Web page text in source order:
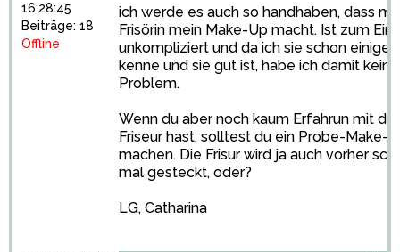
16:28:45
Beiträge: 18
Offline
ich werde es auch so handhaben, dass
Frisörin mein Make-Up macht. Ist zum
unkompliziert und da ich sie schon einige
kenne und sie gut ist, habe ich damit kein
Problem.
Wenn du aber noch kaum Erfahrun mit
Friseur hast, solltest du ein Probe-Make-
machen. Die Frisur wird ja auch vorher
mal gesteckt, oder?
LG, Catharina